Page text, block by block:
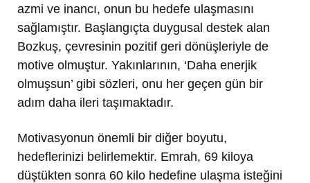
azmi ve inancı, onun bu hedefe ulaşmasını
sağlamıştır. Başlangıçta duygusal destek alan
Bozkuş, çevresinin pozitif geri dönüşleriyle de
motive olmuştur. Yakınlarının, ‘Daha enerjik
olmuşsun’ gibi sözleri, onu her geçen gün bir
adım daha ileri taşımaktadır.
Motivasyonun önemli bir diğer boyutu,
hedeflerinizi belirlemektir. Emrah, 69 kiloya
düştükten sonra 60 kilo hedefine ulaşma isteğini